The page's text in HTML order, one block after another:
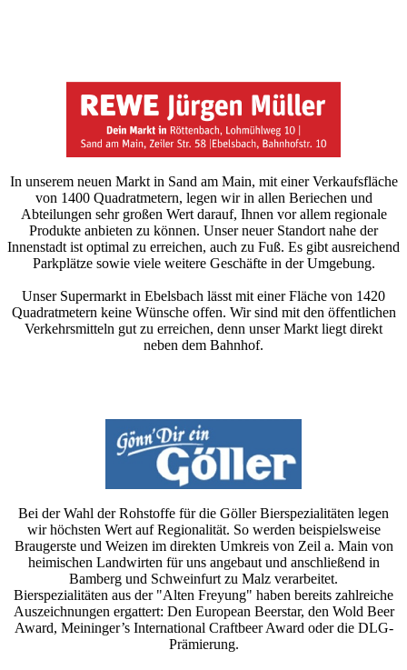
In unserem neuen Markt in Sand am Main, mit einer Verkaufsfläche
von 1400 Quadratmetern, legen wir in allen Beriechen und
Abteilungen sehr großen Wert darauf, Ihnen vor allem regionale
Produkte anbieten zu können. Unser neuer Standort nahe der
Innenstadt ist optimal zu erreichen, auch zu Fuß. Es gibt ausreichend
Parkplätze sowie viele weitere Geschäfte in der Umgebung.
Unser Supermarkt in Ebelsbach lässt mit einer Fläche von 1420
Quadratmetern keine Wünsche offen. Wir sind mit den öffentlichen
Verkehrsmitteln gut zu erreichen, denn unser Markt liegt direkt
neben dem Bahnhof.
Bei der Wahl der Rohstoffe für die Göller Bierspezialitäten legen
wir höchsten Wert auf Regionalität. So werden beispielsweise
Braugerste und Weizen im direkten Umkreis von Zeil a. Main von
heimischen Landwirten für uns angebaut und anschließend in
Bamberg und Schweinfurt zu Malz verarbeitet.
Bierspezialitäten aus der "Alten Freyung" haben bereits zahlreiche
Auszeichnungen ergattert: Den European Beerstar, den Wold Beer
Award, Meininger’s International Craftbeer Award oder die DLG-
Prämierung.